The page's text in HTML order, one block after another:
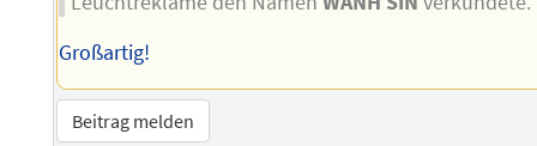
Großartig!
Beitrag melden